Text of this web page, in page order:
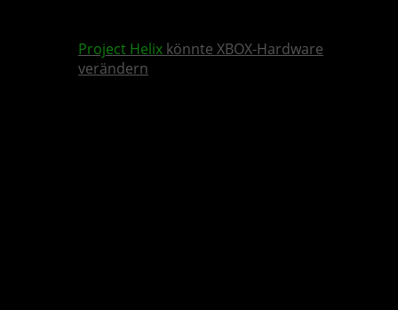
Project Helix könnte XBOX-Hardware
verändern